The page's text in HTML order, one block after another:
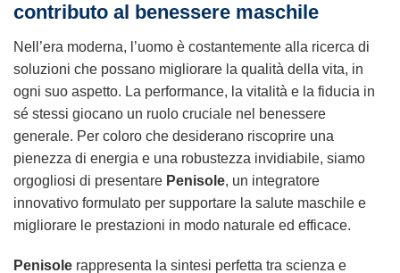
contributo al benessere maschile
Nell’era moderna, l’uomo è costantemente alla ricerca di
soluzioni che possano migliorare la qualità della vita, in
ogni suo aspetto. La performance, la vitalità e la fiducia in
sé stessi giocano un ruolo cruciale nel benessere
generale. Per coloro che desiderano riscoprire una
pienezza di energia e una robustezza invidiabile, siamo
orgogliosi di presentare Penisole, un integratore
innovativo formulato per supportare la salute maschile e
migliorare le prestazioni in modo naturale ed efficace.
Penisole rappresenta la sintesi perfetta tra scienza e